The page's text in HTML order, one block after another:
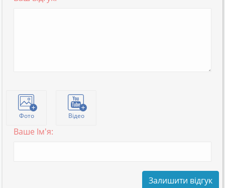
Фото Відео
Ваше Ім'я:
Залишити відгук